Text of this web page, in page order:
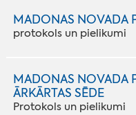
MADONAS NOVADA
protokols un pielikumi
MADONAS NOVADA
ĀRKĀRTAS SĒDE
Protokols un pielikumi